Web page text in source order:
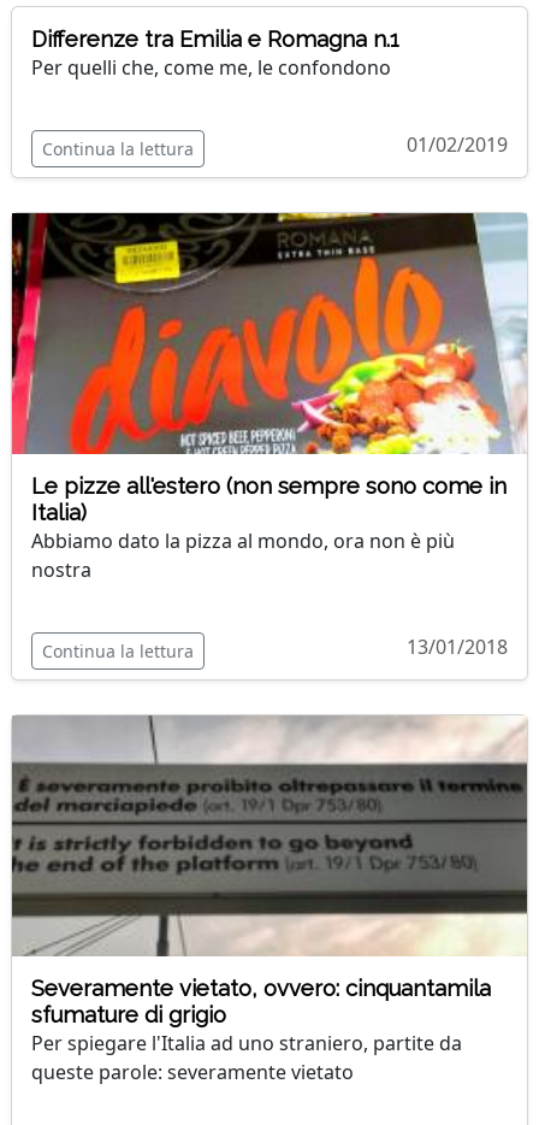
Differenze tra Emilia e Romagna n.1
Per quelli che, come me, le confondono
Continua la lettura 01/02/2019
Le pizze all'estero (non sempre sono come in
Italia)
Abbiamo dato la pizza al mondo, ora non è più
nostra
Continua la lettura 13/01/2018
Severamente vietato, ovvero: cinquantamila
sfumature di grigio
Per spiegare l'Italia ad uno straniero, partite da
queste parole: severamente vietato